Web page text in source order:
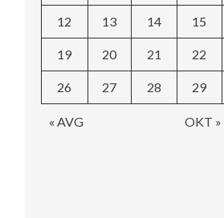
« AVG OKT »
12 13 14 15
19 20 21 22
26 27 28 29